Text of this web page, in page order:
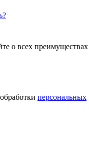
о всех преимуществах
персональных